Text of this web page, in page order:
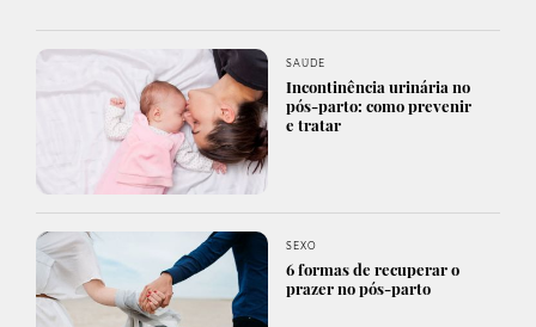
SAÚDE
Incontinência urinária no
pós-parto: como prevenir
e tratar
SEXO
6 formas de recuperar o
prazer no pós-parto